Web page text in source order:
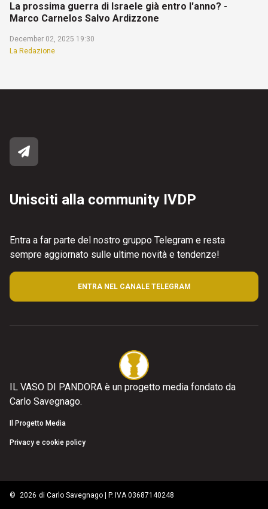
La prossima guerra di Israele già entro l'anno? -
Marco Carnelos Salvo Ardizzone
December 02, 2025 19:30
La Redazione
Unisciti alla community IVDP
Entra a far parte del nostro gruppo Telegram e resta
sempre aggiornato sulle ultime novità e tendenze!
ENTRA NEL CANALE TELEGRAM
IL VASO DI PANDORA è un progetto media fondato da
Carlo Savegnago.
Il Progetto Media
Privacy e cookie policy
© 2026 di Carlo Savegnago | P. IVA 03687140248